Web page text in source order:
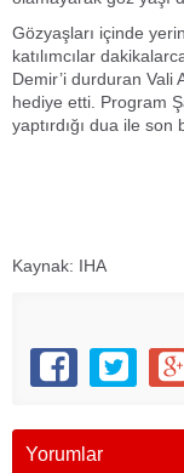
Gözyaşları içinde
katılımcılar
Demir’i durduran Vali
hediye etti. Program
yaptırdığı dua ile son
Kaynak: IHA
Yorumlar